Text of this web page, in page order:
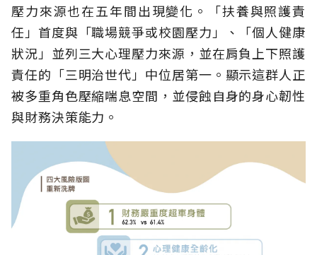
壓力來源也在五年間出現變化。「扶養與照護責
任」首度與「職場競爭或校園壓力」、「個人健康
狀況」並列三大心理壓力來源，並在肩負上下照護
責任的「三明治世代」中位居第一。顯示這群人正
被多重角色壓縮喘息空間，並侵蝕自身的身心韌性
與財務決策能力。